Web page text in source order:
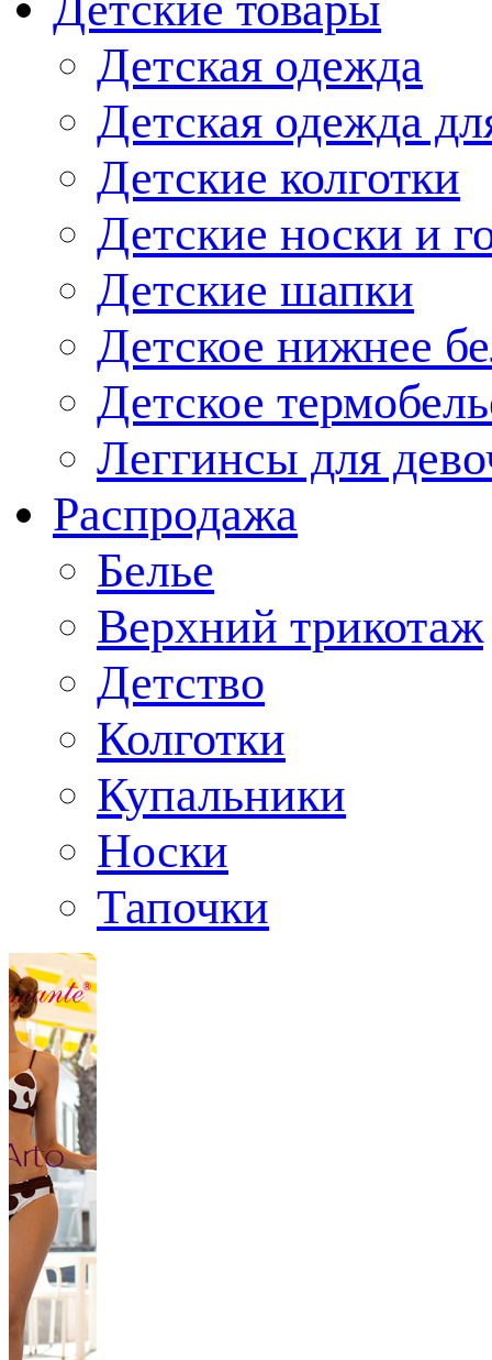
Детская одежда
Детская одежда
Детские колготки
Детские носки и
Детские шапки
Детское нижнее
Детское
Леггинсы для
Распродажа
Белье
Верхний трикотаж
Детство
Колготки
Купальники
Носки
Тапочки